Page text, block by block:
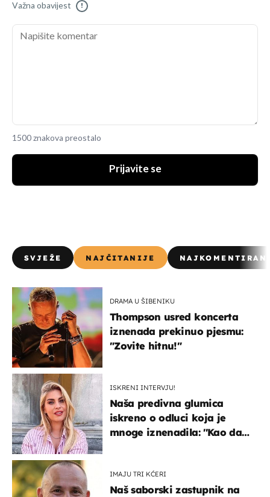
Važna obavijest !
1500 znakova preostalo
Prijavite se
SVJEŽE NAJČITANIJE
DRAMA U ŠIBENIKU
Thompson usred koncerta
iznenada prekinuo pjesmu:
"Zovite hitnu!"
ISKRENI INTERVJU!
Naša predivna glumica
iskreno o odluci koja je
mnoge iznenadila: ''Kao da
IMAJU TRI KĆERI
Naš saborski zastupnik na